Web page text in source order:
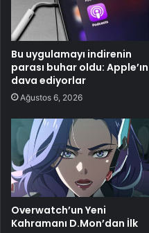
Bu uygulamayı indirenin
parası buhar oldu: Apple’ın
dava ediyorlar
Ağustos 6, 2026
Overwatch’un Yeni
Kahramanı D.Mon’dan İlk